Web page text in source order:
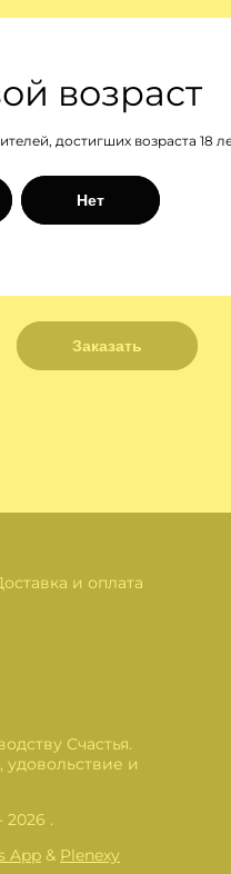
Заказать
возраст
достигших возраста 18
Нет
и оплата
Счастья.
и
2026 .
App & Plenexy